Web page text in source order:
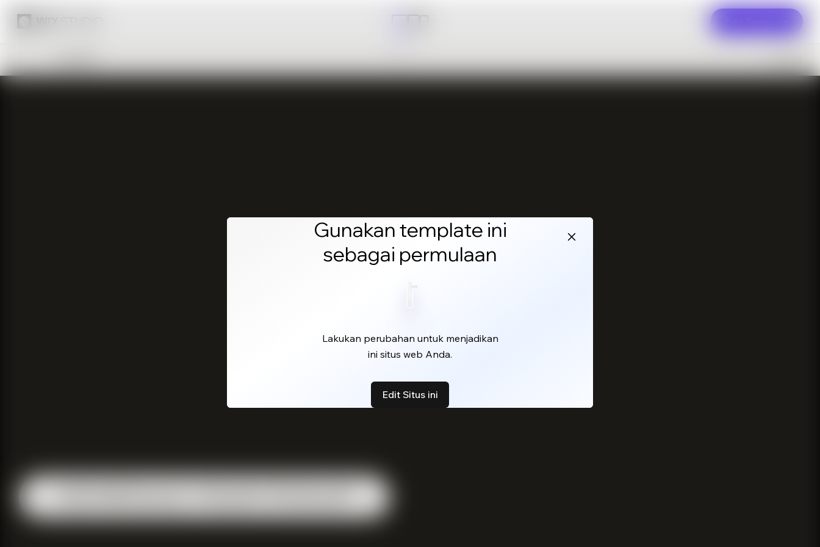
Gunakan template ini
sebagai permulaan
Lakukan perubahan untuk menjadikan
ini situs web Anda.
Edit Situs ini